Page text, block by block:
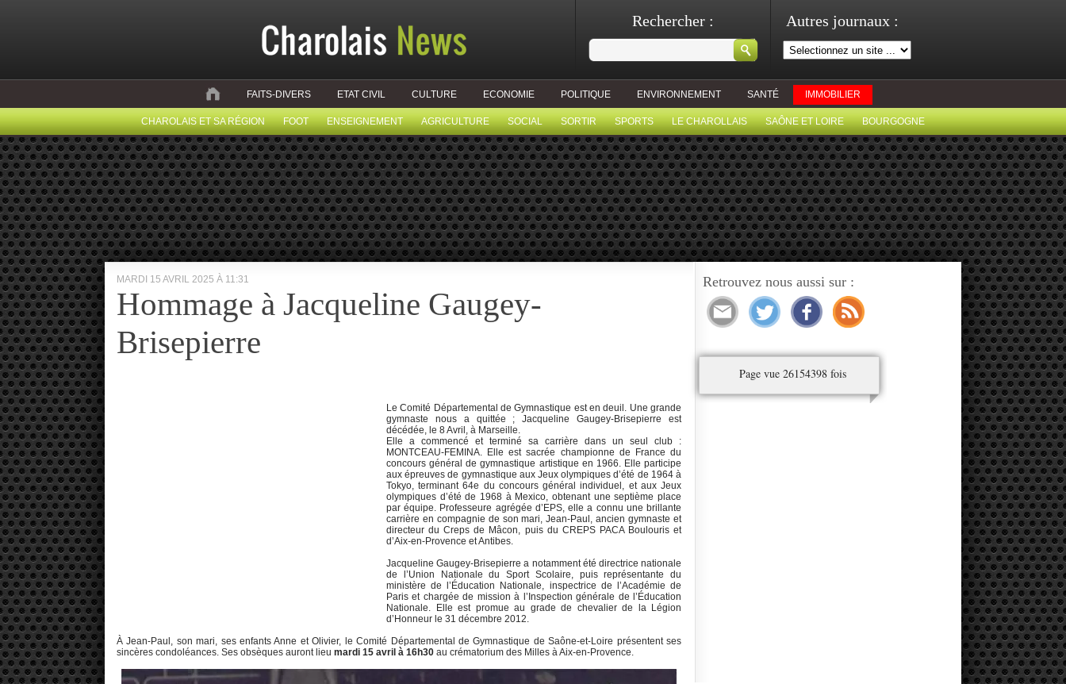
Autres journaux :
Rechercher :
FAITS-DIVERS ETAT CIVIL CULTURE ECONOMIE POLITIQUE ENVIRONNEMENT SANTÉ IMMOBILIER
CHAROLAIS ET SA RÉGION FOOT ENSEIGNEMENT AGRICULTURE SOCIAL SORTIR SPORTS LE CHAROLLAIS SAÔNE ET LOIRE BOURGOGNE
MARDI 15 AVRIL 2025 À 11:31
Hommage à Jacqueline Gaugey-
Brisepierre
Le Comité Départemental de Gymnastique est en deuil. Une grande
gymnaste nous a quittée ; Jacqueline Gaugey-Brisepierre est
décédée, le 8 Avril, à Marseille.
Elle a commencé et terminé sa carrière dans un seul club :
MONTCEAU-FEMINA. Elle est sacrée championne de France du
concours général de gymnastique artistique en 1966. Elle participe
aux épreuves de gymnastique aux Jeux olympiques d’été de 1964 à
Tokyo, terminant 64e du concours général individuel, et aux Jeux
olympiques d’été de 1968 à Mexico, obtenant une septième place
par équipe. Professeure agrégée d’EPS, elle a connu une brillante
carrière en compagnie de son mari, Jean-Paul, ancien gymnaste et
directeur du Creps de Mâcon, puis du CREPS PACA Boulouris et
d’Aix-en-Provence et Antibes.
Jacqueline Gaugey-Brisepierre a notamment été directrice nationale
de l’Union Nationale du Sport Scolaire, puis représentante du
ministère de l’Éducation Nationale, inspectrice de l’Académie de
Paris et chargée de mission à l’Inspection générale de l’Éducation
Nationale. Elle est promue au grade de chevalier de la Légion
d’Honneur le 31 décembre 2012.
À Jean-Paul, son mari, ses enfants Anne et Olivier, le Comité Départemental de Gymnastique de Saône-et-Loire présentent ses
sincères condoléances. Ses obsèques auront lieu mardi 15 avril à 16h30 au crématorium des Milles à Aix-en-Provence.
Retrouvez nous aussi sur :
Page vue 26154398 fois